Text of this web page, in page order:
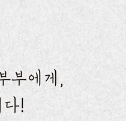
: 아기가 태어나다 분만 제3기
다